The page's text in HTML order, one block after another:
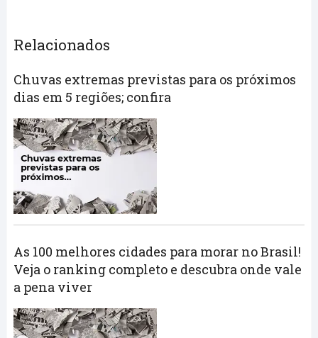
Relacionados
Chuvas extremas previstas para os próximos
dias em 5 regiões; confira
As 100 melhores cidades para morar no Brasil!
Veja o ranking completo e descubra onde vale
a pena viver